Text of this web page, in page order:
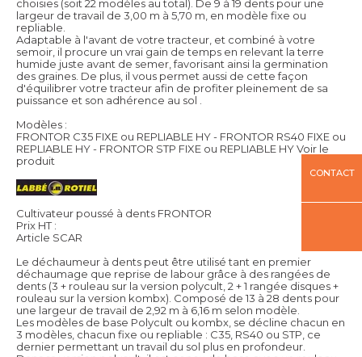
choisies (soit 22 modèles au total). De 9 à 19 dents pour une
largeur de travail de 3,00 m à 5,70 m, en modèle fixe ou
repliable.
Adaptable à l'avant de votre tracteur, et combiné à votre
semoir, il procure un vrai gain de temps en relevant la terre
humide juste avant de semer, favorisant ainsi la germination
des graines. De plus, il vous permet aussi de cette façon
d'équilibrer votre tracteur afin de profiter pleinement de sa
puissance et son adhérence au sol .
Modèles :
FRONTOR C35 FIXE ou REPLIABLE HY - FRONTOR RS40 FIXE ou
REPLIABLE HY - FRONTOR STP FIXE ou REPLIABLE HYVoir le
produit
Cultivateur poussé à dents FRONTOR
Prix HT :
Article SCAR
Le déchaumeur à dents peut être utilisé tant en premier
déchaumage que reprise de labour grâce à des rangées de
dents (3 + rouleau sur la version polycult, 2 + 1 rangée disques +
rouleau sur la version kombx). Composé de 13 à 28 dents pour
une largeur de travail de 2,92 m à 6,16 m selon modèle.
Les modèles de base Polycult ou kombx, se décline chacun en
3 modèles, chacun fixe ou repliable : C35, RS40 ou STP, ce
dernier permettant un travail du sol plus en profondeur.
CONTACT